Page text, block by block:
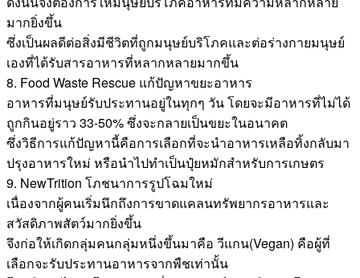
มากยิ่งขึ้น
ซึ่งเป็นผลดีต่อสิ่งมีชีวิตที่ถูกมนุษย์บริโภคและต่อร่างกายมนุษย์
เองที่ได้รับสารอาหารที่หลากหลายมากขึ้น
8. Food Waste Rescue แก้ปัญหาขยะอาหาร
อาหารที่มนุษย์รับประทานอยู่ในทุกๆ วัน โดยจะมีอาหารที่ไม่ได้
ถูกกินอยู่ราว 33-50% ซึ่งจะกลายเป็นขยะในอนาคต
ซึ่งวิธีการแก้ปัญหานี้คือการเลือกที่จะนำอาหารเหลือทิ้งกลับมา
ปรุงอาหารใหม่ หรือนำไปทำเป็นปุ๋ยหมักสำหรับการเกษตร
9. NewTrition โภชนาการรูปโฉมใหม่
เนื่องจากผู้คนเริ่มนึกถึงการขาดแคลนทรัพยากรอาหารและ
สวัสดิภาพสัตว์มากยิ่งขึ้น
จึงก่อให้เกิดกลุ่มคนกลุ่มหนึ่งขึ้นมาคือ วีแกน(Vegan) คือผู้ที่
เลือกจะรับประทานอาหารจากพืชเท่านั้น